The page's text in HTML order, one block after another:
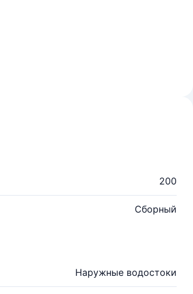
200
Сборный
Наружные водостоки